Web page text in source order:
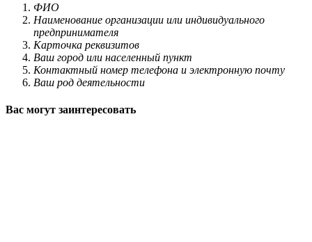
ФИО
Наименование организации или индивидуального
предпринимателя
Карточка реквизитов
Ваш город или населенный пункт
Контактный номер телефона и электронную почту
Ваш род деятельности
Вас могут заинтересовать